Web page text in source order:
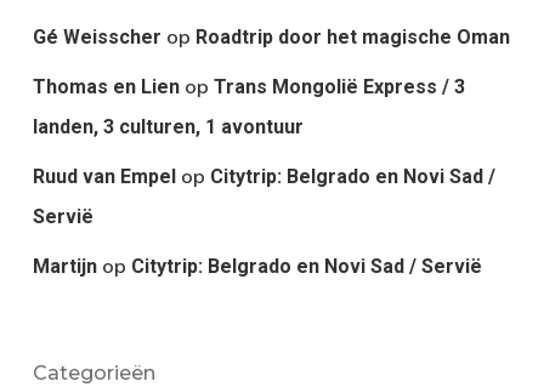
Gé Weisscher op Roadtrip door het magische Oman
Thomas en Lienop Trans Mongolië Express / 3
landen, 3 culturen, 1 avontuur
Ruud van Empel op Citytrip: Belgrado en Novi Sad /
Servië
Martijnop Citytrip: Belgrado en Novi Sad / Servië
Categorieën